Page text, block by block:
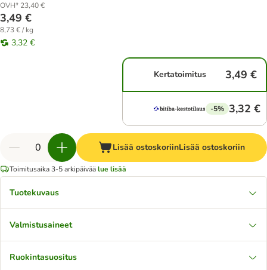
OVH* 23,40 €
3,49 €
8,73 € / kg
3,32 €
Kertatoimitus 3,49 €
-5% 3,32 €
Lisää ostoskoriinLisää ostoskoriin
Toimitusaika 3-5 arkipäiväälue lisää
Tuotekuvaus
Valmistusaineet
Ruokintasuositus